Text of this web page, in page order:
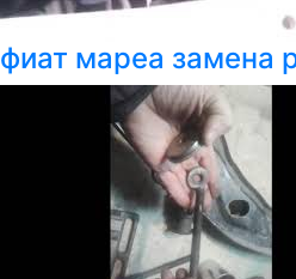
фиат мареа замена